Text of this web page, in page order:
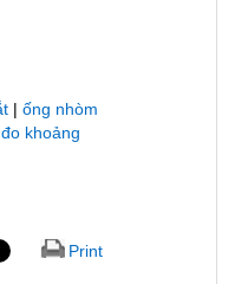
| ống nhòm
khoảng
Print